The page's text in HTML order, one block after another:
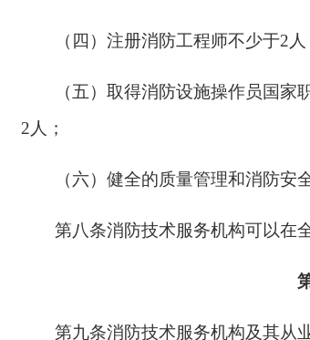
（四）注册消防工程师不少于2
（五）取得消防设施操作员国家
2人；
（六）健全的质量管理和消防安
第八条消防技术服务机构可以在
第九条消防技术服务机构及其从